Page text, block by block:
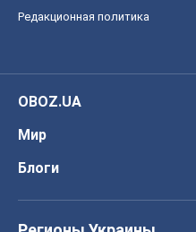
Редакционная политика
OBOZ.UA
Мир
Блоги